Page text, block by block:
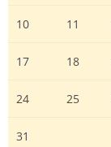
10 11
17 18
24 25
31